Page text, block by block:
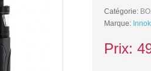
Catégorie:
Marque:
Prix: